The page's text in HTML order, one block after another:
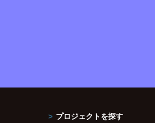
プロジェクトを探す